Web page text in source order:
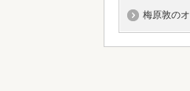
梅原敦の